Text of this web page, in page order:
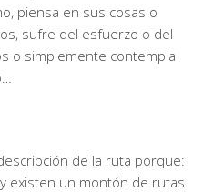
piensa en sus cosas o
sufre del esfuerzo o del
o simplemente contempla
de la ruta porque:
existen un montón de rutas